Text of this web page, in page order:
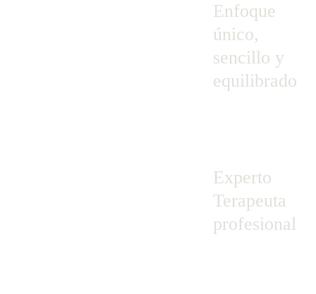
Enfoque
único,
sencillo y
equilibrado
Experto
Terapeuta
profesional